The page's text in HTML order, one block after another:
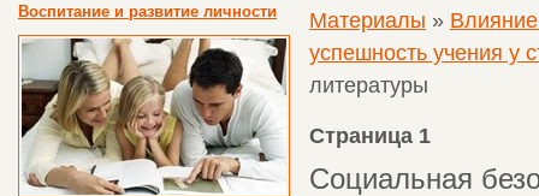
Воспитание и развитие личности Материалы » Влияние
успешность учения у
литературы
Страница 1
Социальная